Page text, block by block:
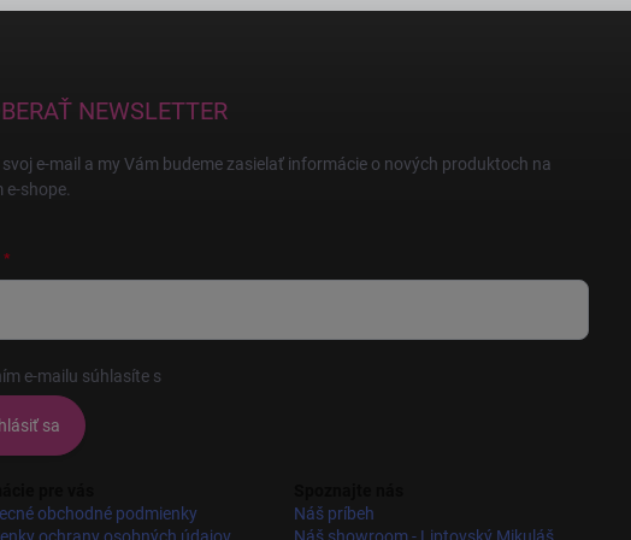
NEWSLETTER
e-mail a my Vám budeme zasielať informácie o nových produktoch na
e-shope.
e-mailu súhlasíte s
sa
obchodné podmienky
Náš príbeh